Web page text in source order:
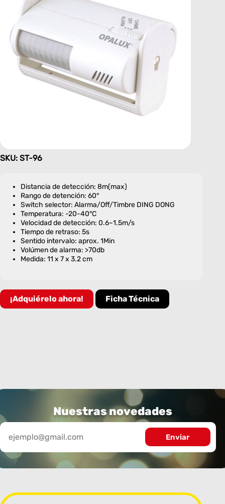
SKU: ST-96
Distancia de detección: 8m(max)
Rango de detención: 60°
Switch selector: Alarma/Off/Timbre DING DONG
Temperatura: -20-40°C
Velocidad de detección: 0.6~1.5m/s
Tiempo de retraso: 5s
Sentido intervalo: aprox. 1Min
Volúmen de alarma: >70db
Medida: 11 x 7 x 3.2 cm
¡Adquiérelo ahora! Ficha Técnica
Nuestras novedades